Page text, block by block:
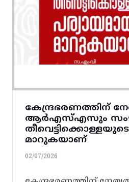
കേന്ദ്രഭരണത്തിന്
ആർഎസ്എസും
മാറുകയാണ്
02/07/2026